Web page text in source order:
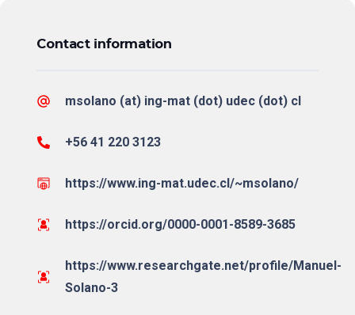
Contact information
msolano (at) ing-mat (dot) udec (dot) cl
+56 41 220 3123
https://www.ing-mat.udec.cl/~msolano/
https://orcid.org/0000-0001-8589-3685
https://www.researchgate.net/profile/Manuel-
Solano-3